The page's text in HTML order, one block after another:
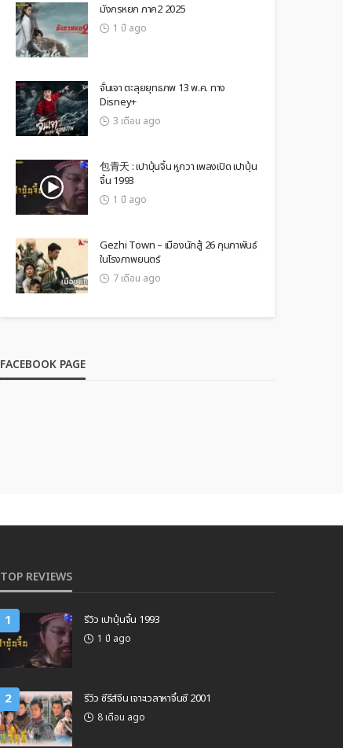
มังกรหยก ภาค2 2025
1 ปี ago
จั่นเจา ตะลุยยุทธภพ 13 พ.ค. ทาง
Disney+
3 เดือน ago
包青天 : เปาบุ้นจิ้น หูกวา เพลงเปิด เปาบุ้น
จิ้น 1993
1 ปี ago
Gezhi Town – เมืองนักสู้ 26 กุมภาพันธ์
ในโรงภาพยนตร์
7 เดือน ago
FACEBOOK PAGE
TOP REVIEWS
1 รีวิว เปาบุ้นจิ้น 1993
1 ปี ago
2 รีวิว ซีรีส์จีน เจาะเวลาหาจิ๋นซี 2001
8 เดือน ago